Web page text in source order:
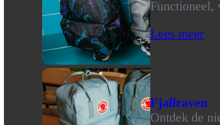
Functioneel,
Lees meer
Fjallraven
Ontdek de